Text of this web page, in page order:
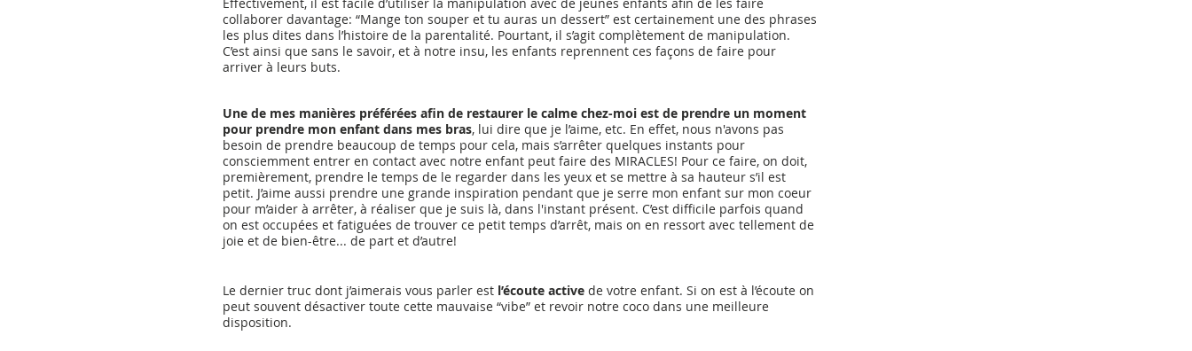
collaborer davantage: “Mange ton souper et tu auras un dessert” est certainement une des phrases
les plus dites dans l’histoire de la parentalité. Pourtant, il s’agit complètement de manipulation.
C’est ainsi que sans le savoir, et à notre insu, les enfants reprennent ces façons de faire pour
arriver à leurs buts.
Une de mes manières préférées afin de restaurer le calme chez-moi est de prendre un moment
pour prendre mon enfant dans mes bras, lui dire que je l’aime, etc. En effet, nous n'avons pas
besoin de prendre beaucoup de temps pour cela, mais s’arrêter quelques instants pour
consciemment entrer en contact avec notre enfant peut faire des MIRACLES! Pour ce faire, on doit,
premièrement, prendre le temps de le regarder dans les yeux et se mettre à sa hauteur s’il est
petit. J’aime aussi prendre une grande inspiration pendant que je serre mon enfant sur mon coeur
pour m’aider à arrêter, à réaliser que je suis là, dans l'instant présent. C’est difficile parfois quand
on est occupées et fatiguées de trouver ce petit temps d’arrêt, mais on en ressort avec tellement de
joie et de bien-être... de part et d’autre!
Le dernier truc dont j’aimerais vous parler est l’écoute active de votre enfant. Si on est à l’écoute on
peut souvent désactiver toute cette mauvaise “vibe” et revoir notre coco dans une meilleure
disposition.